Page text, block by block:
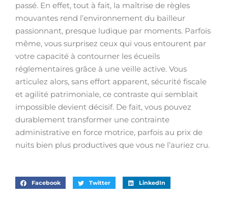
passé. En effet, tout à fait, la maîtrise de règles
mouvantes rend l’environnement du bailleur
passionnant, presque ludique par moments. Parfois
même, vous surprisez ceux qui vous entourent par
votre capacité à contourner les écueils
réglementaires grâce à une veille active. Vous
articulez alors, sans effort apparent, sécurité fiscale
et agilité patrimoniale, ce contraste qui semblait
impossible devient décisif. De fait, vous pouvez
durablement transformer une contrainte
administrative en force motrice, parfois au prix de
nuits bien plus productives que vous ne l’auriez cru.
Facebook Twitter LinkedIn